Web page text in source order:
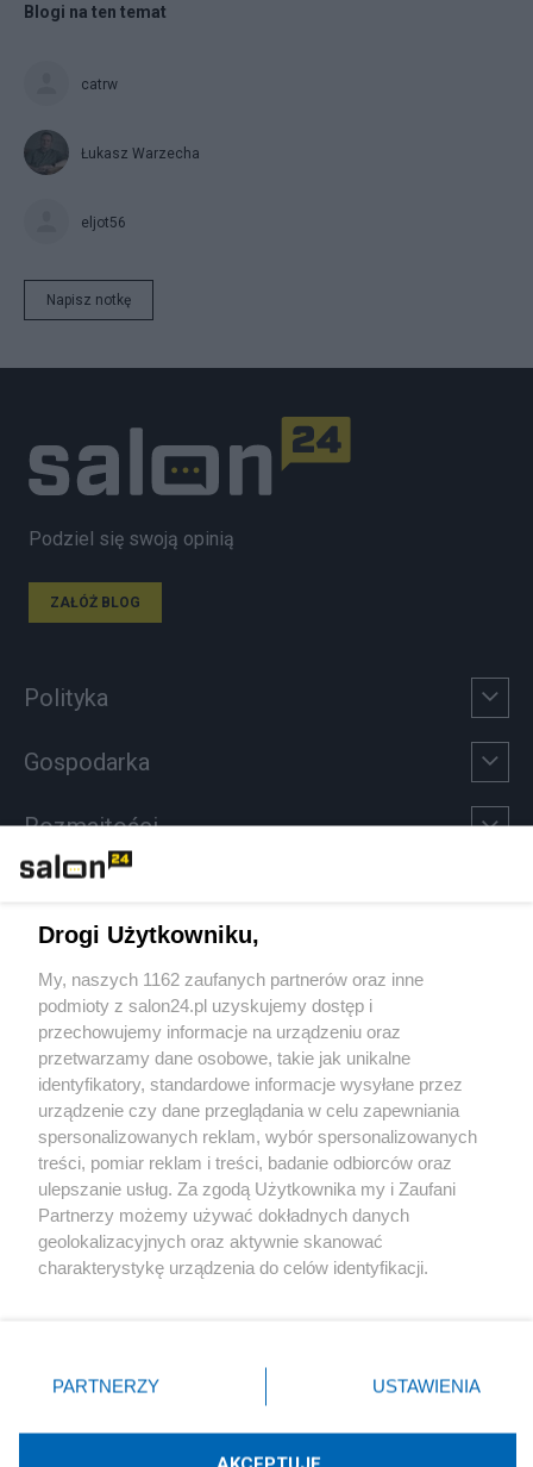
Blogi na ten temat
catrw
Łukasz Warzecha
eljot56
Napisz notkę
Podziel się swoją opinią
ZAŁÓŻ BLOG
Polityka
Gospodarka
Rozmaitości
Sport
Społeczeństwo
Kultura
X Facebook Instagram Youtube
Drogi Użytkowniku,
My, naszych 1162 zaufanych partnerów oraz inne
podmioty z salon24.pl uzyskujemy dostęp i
przechowujemy informacje na urządzeniu oraz
przetwarzamy dane osobowe, takie jak unikalne
identyfikatory, standardowe informacje wysyłane przez
urządzenie czy dane przeglądania w celu zapewniania
spersonalizowanych reklam, wybór spersonalizowanych
treści, pomiar reklam i treści, badanie odbiorców oraz
ulepszanie usług. Za zgodą Użytkownika my i Zaufani
Partnerzy możemy używać dokładnych danych
geolokalizacyjnych oraz aktywnie skanować
charakterystykę urządzenia do celów identyfikacji.
zmienić/wycofać klikając przycisk ustawień prywatności
znajdujący się w lewym dolnym rogu strony
rodzaje przetwarzania danych nie wymagają zgody
użytkownika, ale masz prawo sprzeciwić się takiemu
PARTNERZY USTAWIENIA